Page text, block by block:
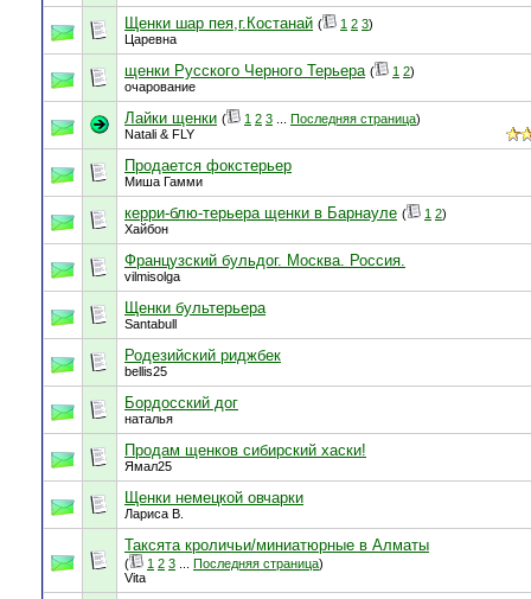
Щенки шар пея,г.Костанай ( 1 2 3)
Царевна
щенки Русского Черного Терьера ( 1 2)
очарование
Лайки щенки ( 1 2 3 Последняя страница)
Natali & FLY
Продается фокстерьер
Миша Гамми
керри-блю-терьера щенки в Барнауле ( 1 2)
Хайбон
Французский бульдог. Москва. Россия.
vilmisolga
Щенки бультерьера
Santabull
Родезийский риджбек
bellis25
Бордосский дог
наталья
Продам щенков сибирский хаски!
Ямал25
Щенки немецкой овчарки
Лариса В.
Таксята кроличьи/миниатюрные в Алматы
( 1 2 3 Последняя страница)
Vita